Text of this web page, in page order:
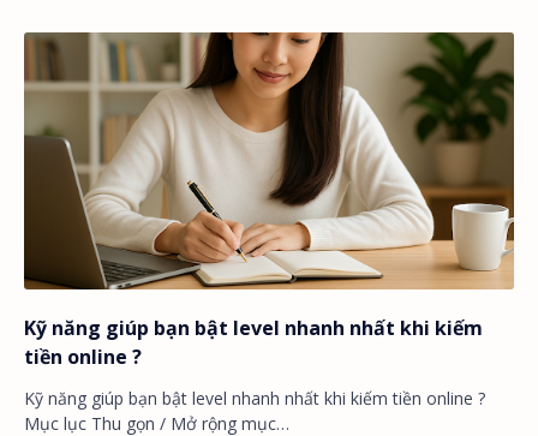
Kỹ năng giúp bạn bật level nhanh nhất khi kiếm
tiền online ?
Kỹ năng giúp bạn bật level nhanh nhất khi kiếm tiền online ?
Mục lục Thu gọn / Mở rộng mục…